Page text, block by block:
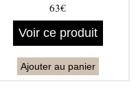
63€
Voir ce produit
Ajouter au panier